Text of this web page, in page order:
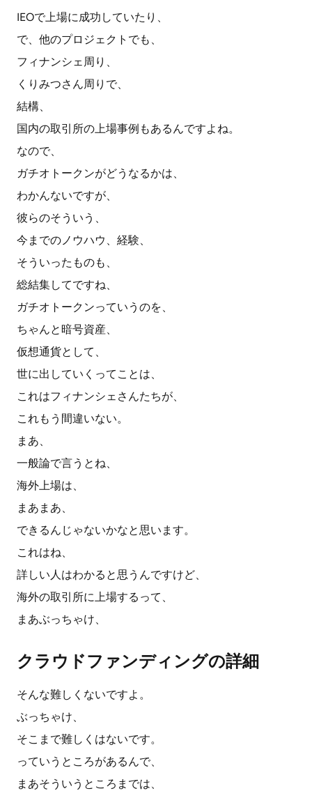
IEOで上場に成功していたり、
で、他のプロジェクトでも、
フィナンシェ周り、
くりみつさん周りで、
結構、
国内の取引所の上場事例もあるんですよね。
なので、
ガチオトークンがどうなるかは、
わかんないですが、
彼らのそういう、
今までのノウハウ、経験、
そういったものも、
総結集してですね、
ガチオトークンっていうのを、
ちゃんと暗号資産、
仮想通貨として、
世に出していくってことは、
これはフィナンシェさんたちが、
これもう間違いない。
まあ、
一般論で言うとね、
海外上場は、
まあまあ、
できるんじゃないかなと思います。
これはね、
詳しい人はわかると思うんですけど、
海外の取引所に上場するって、
まあぶっちゃけ、
クラウドファンディングの詳細
そんな難しくないですよ。
ぶっちゃけ、
そこまで難しくはないです。
っていうところがあるんで、
まあそういうところまでは、